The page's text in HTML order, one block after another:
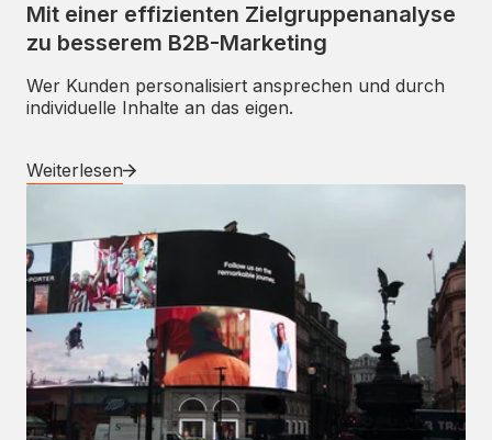
Mit einer effizienten Zielgruppenanalyse
zu besserem B2B-Marketing
Wer Kunden personalisiert ansprechen und durch
individuelle Inhalte an das eigen.
Weiterlesen